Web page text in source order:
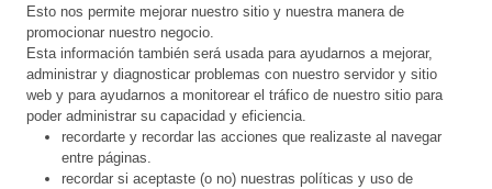
Esto nos permite mejorar nuestro sitio y nuestra manera de
promocionar nuestro negocio.
Esta información también será usada para ayudarnos a mejorar,
administrar y diagnosticar problemas con nuestro servidor y sitio
web y para ayudarnos a monitorear el tráfico de nuestro sitio para
poder administrar su capacidad y eficiencia.
recordarte y recordar las acciones que realizaste al navegar
entre páginas.
recordar si aceptaste (o no) nuestras políticas y uso de